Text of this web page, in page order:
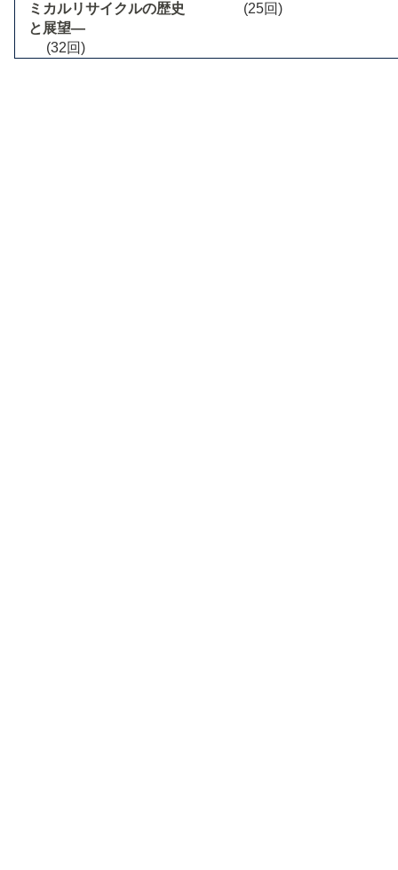
ミカルリサイクルの歴史
と展望―
(32回)
(25回)